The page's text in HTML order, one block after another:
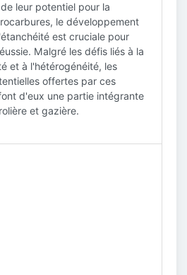
leur potentiel pour la
le développement
est cruciale pour
Malgré les défis liés à la
et à l'hétérogénéité, les
offertes par ces
d'eux une partie intégrante
et gazière.